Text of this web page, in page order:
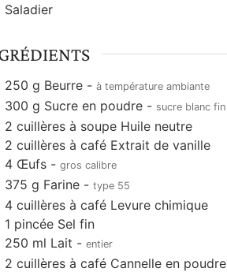
Saladier
250 g Beurre - à température ambiante
300 g Sucre en poudre - sucre blanc fin
2 cuillères à soupe Huile neutre
2 cuillères à café Extrait de vanille
4 Œufs - gros calibre
375 g Farine - type 55
4 cuillères à café Levure chimique
1 pincée Sel fin
250 ml Lait - entier
2 cuillères à café Cannelle en poudre